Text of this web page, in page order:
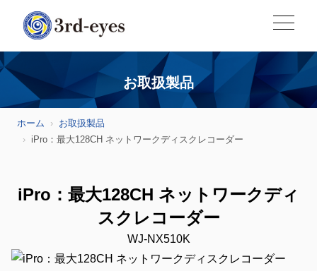
お取扱製品
ホーム
お取扱製品
iPro：最大128CH ネットワークディスクレコーダー
iPro：最大128CH ネットワークディ
スクレコーダー
WJ-NX510K